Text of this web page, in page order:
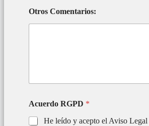
s
Otros Comentarios:
Acuerdo RGPD *
He leído y acepto el Aviso